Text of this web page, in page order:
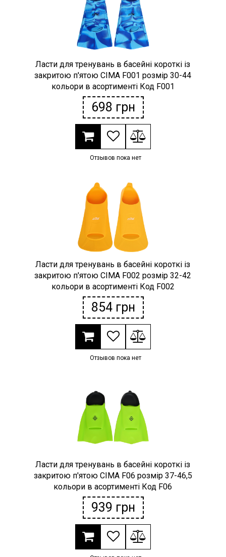
Ласти для тренувань в басейні короткі із
закритою п'ятою CIMA F001 розмір 30-44
кольори в асортименті Код F001
698 грн
Отзывов пока нет
Ласти для тренувань в басейні короткі із
закритою п'ятою CIMA F002 розмір 32-42
кольори в асортименті Код F002
854грн
Отзывов пока нет
Ласти для тренувань в басейні короткі із
закритою п'ятою CIMA F06 розмір 37-46,5
кольори в асортименті Код F06
939 грн